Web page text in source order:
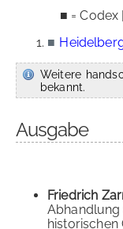
■ = Codex
■
Weitere
bekannt.
Ausgabe
Friedrich
historischen